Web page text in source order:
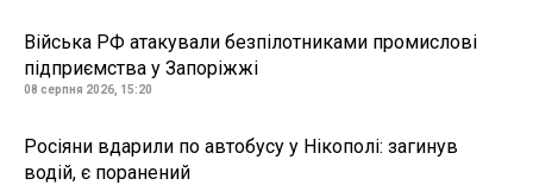
Війська РФ атакували безпілотниками промислові
підприємства у Запоріжжі
08 серпня 2026, 15:20
Росіяни вдарили по автобусу у Нікополі: загинув
водій, є поранений